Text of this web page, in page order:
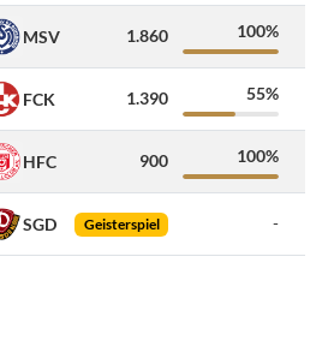
MSV 1.860 100%
FCK 1.390 55%
HFC 900 100%
SGD Geisterspiel -